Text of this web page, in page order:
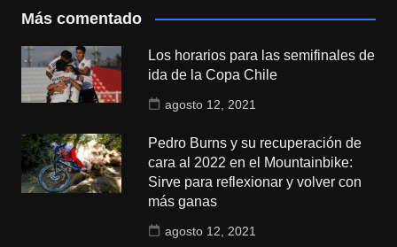
Más comentado
Los horarios para las semifinales de
ida de la Copa Chile
agosto 12, 2021
Pedro Burns y su recuperación de
cara al 2022 en el Mountainbike:
Sirve para reflexionar y volver con
más ganas
agosto 12, 2021